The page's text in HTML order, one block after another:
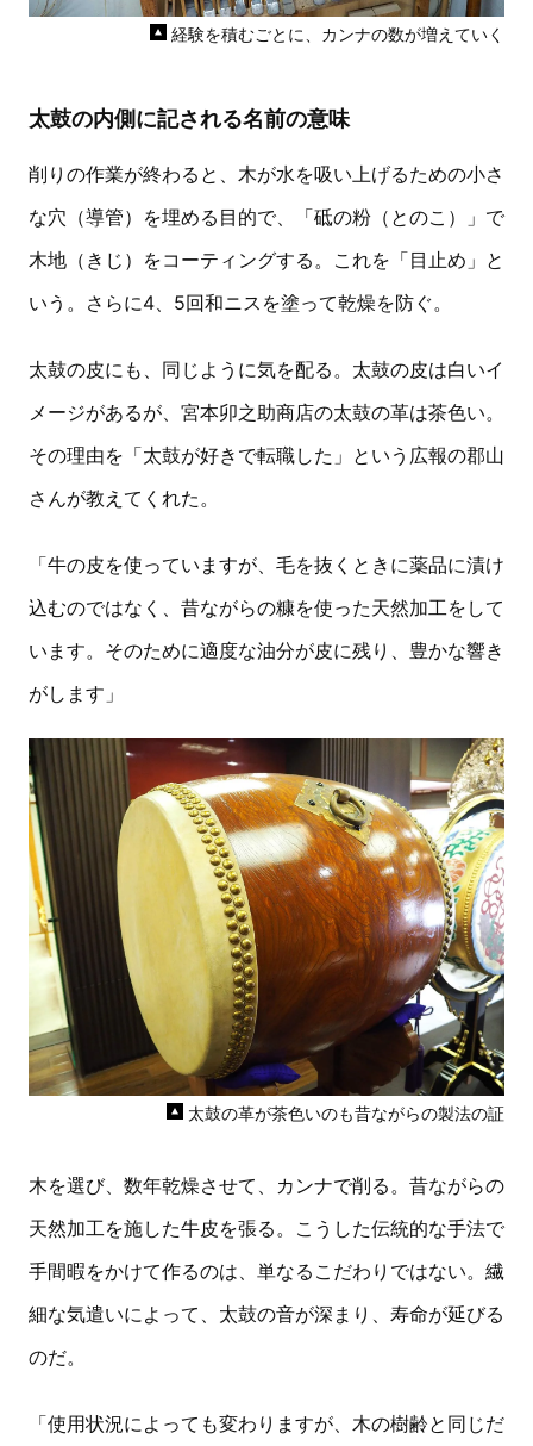
経験を積むごとに、カンナの数が増えていく
太鼓の内側に記される名前の意味
削りの作業が終わると、木が水を吸い上げるための小さ
な穴（導管）を埋める目的で、「砥の粉（とのこ）」で
木地（きじ）をコーティングする。これを「目止め」と
いう。さらに4、5回和ニスを塗って乾燥を防ぐ。
太鼓の皮にも、同じように気を配る。太鼓の皮は白いイ
メージがあるが、宮本卯之助商店の太鼓の革は茶色い。
その理由を「太鼓が好きで転職した」という広報の郡山
さんが教えてくれた。
「牛の皮を使っていますが、毛を抜くときに薬品に漬け
込むのではなく、昔ながらの糠を使った天然加工をして
います。そのために適度な油分が皮に残り、豊かな響き
がします」
太鼓の革が茶色いのも昔ながらの製法の証
木を選び、数年乾燥させて、カンナで削る。昔ながらの
天然加工を施した牛皮を張る。こうした伝統的な手法で
手間暇をかけて作るのは、単なるこだわりではない。繊
細な気遣いによって、太鼓の音が深まり、寿命が延びる
のだ。
「使用状況によっても変わりますが、木の樹齢と同じだ